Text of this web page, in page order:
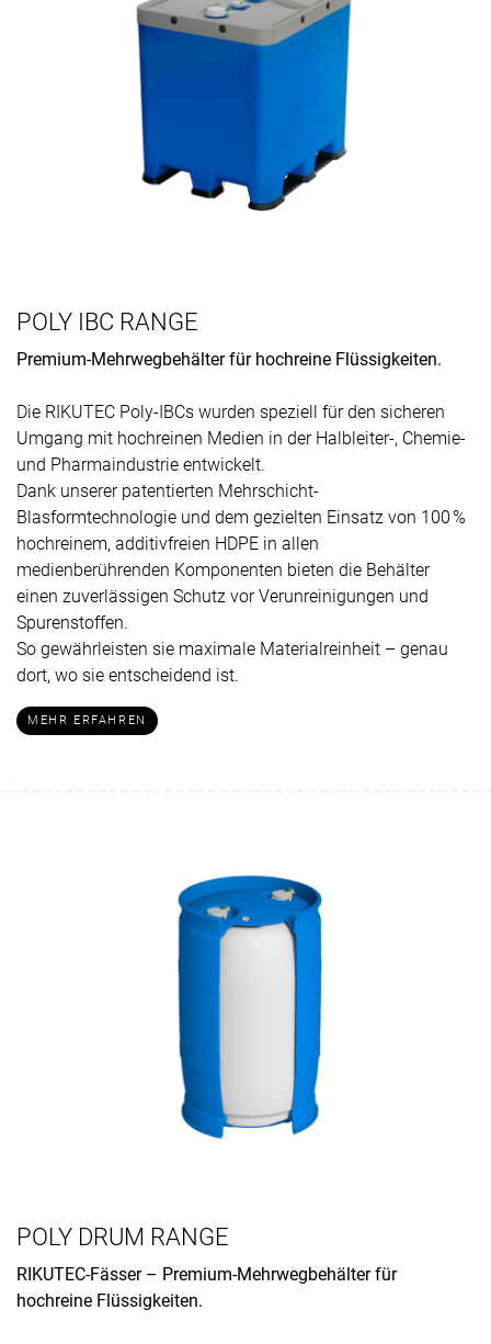
POLY IBC RANGE
Premium-Mehrwegbehälter für hochreine Flüssigkeiten.
Die RIKUTEC Poly-IBCs wurden speziell für den sicheren
Umgang mit hochreinen Medien in der Halbleiter-, Chemie-
und Pharmaindustrie entwickelt.
Dank unserer patentierten Mehrschicht-
Blasformtechnologie und dem gezielten Einsatz von 100 %
hochreinem, additivfreien HDPE in allen
medienberührenden Komponenten bieten die Behälter
einen zuverlässigen Schutz vor Verunreinigungen und
Spurenstoffen.
So gewährleisten sie maximale Materialreinheit – genau
dort, wo sie entscheidend ist.
MEHR ERFAHREN
POLY DRUM RANGE
RIKUTEC-Fässer – Premium-Mehrwegbehälter für
hochreine Flüssigkeiten.